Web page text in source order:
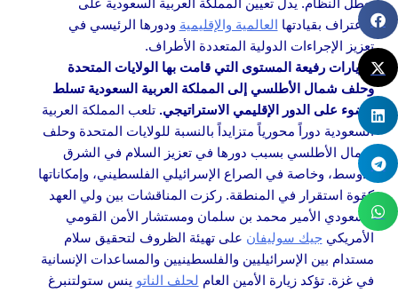
تعطل النظام. يدل تعيين المملكة العربية السعودية على
الاعتراف بقيادتها العالمية والإقليمية ودورها الرئيسي في
تعزيز الإجراءات الدولية المتعددة الأطراف.
الزيارات رفيعة المستوى التي قامت بها الولايات المتحدة
وحلف شمال الأطلسي إلى المملكة العربية السعودية تسلط
الضوء على الدور الإقليمي الاستراتيجي.تلعب المملكة العربية
السعودية دوراً محورياً متزايداً بالنسبة للولايات المتحدة وحلف
شمال الأطلسي بسبب دورها في تعزيز السلام في الشرق
الأوسط، وخاصة في الصراع الإسرائيلي الفلسطيني، وإمكاناتها
كقوة استقرار في المنطقة. ركزت المناقشات بين ولي العهد
السعودي الأمير محمد بن سلمان ومستشار الأمن القومي
الأمريكي جيك سوليفان على تهيئة الظروف لتحقيق سلام
مستدام بين الإسرائيليين والفلسطينيين والمساعدات الإنسانية
في غزة. تؤكد زيارة الأمين العام لحلف الناتو ينس ستولتنبرغ